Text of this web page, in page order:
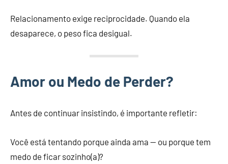
Relacionamento exige reciprocidade. Quando ela
desaparece, o peso fica desigual.
Amor ou Medo de Perder?
Antes de continuar insistindo, é importante refletir:
Você está tentando porque ainda ama — ou porque tem
medo de ficar sozinho(a)?